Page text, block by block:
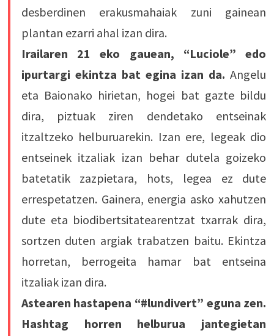
desberdinen erakusmahaiak zuni gainean
plantan ezarri ahal izan dira.
Irailaren 21 eko gauean, “Luciole” edo
ipurtargi ekintza bat egina izan da. Angelu
eta Baionako hirietan, hogei bat gazte bildu
dira, piztuak ziren dendetako entseinak
itzaltzeko helburuarekin. Izan ere, legeak dio
entseinek itzaliak izan behar dutela goizeko
batetatik zazpietara, hots, legea ez dute
errespetatzen. Gainera, energia asko xahutzen
dute eta biodibertsitatearentzat txarrak dira,
sortzen duten argiak trabatzen baitu. Ekintza
horretan, berrogeita hamar bat entseina
itzaliak izan dira.
Astearen hastapena “#lundivert” eguna zen.
Hashtag horren helburua jantegietan